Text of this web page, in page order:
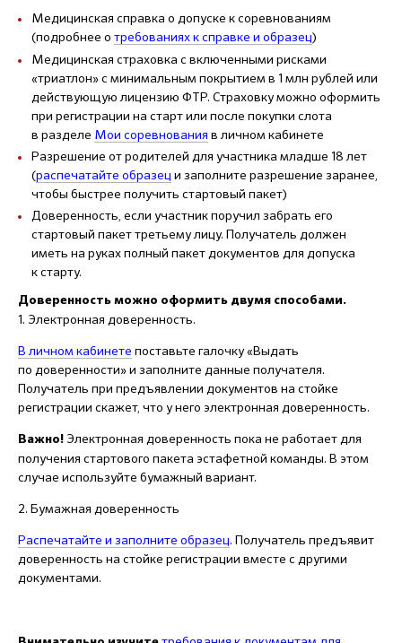
Медицинская справка о допуске к соревнованиям
(подробнее о требованиях к справке и образец)
Медицинская страховка с включенными рисками
«триатлон» с минимальным покрытием в 1 млн рублей или
действующую лицензию ФТР. Страховку можно оформить
при регистрации на старт или после покупки слота
в разделе Мои соревнования в личном кабинете
Разрешение от родителей для участника младше 18 лет
(распечатайте образец и заполните разрешение заранее,
чтобы быстрее получить стартовый пакет)
Доверенность, если участник поручил забрать его
стартовый пакет третьему лицу. Получатель должен
иметь на руках полный пакет документов для допуска
к старту.
Доверенность можно оформить двумя способами.
1. Электронная доверенность.
В личном кабинете поставьте галочку «Выдать
по доверенности» и заполните данные получателя.
Получатель при предъявлении документов на стойке
регистрации скажет, что у него электронная доверенность.
Важно! Электронная доверенность пока не работает для
получения стартового пакета эстафетной команды. В этом
случае используйте бумажный вариант.
2. Бумажная доверенность
Распечатайте и заполните образец. Получатель предъявит
доверенность на стойке регистрации вместе с другими
документами.